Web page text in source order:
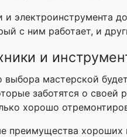
и электроинструмента
с ним работает, и
и
выбора мастерской
заботятся о
хорошо
преимущества хороших